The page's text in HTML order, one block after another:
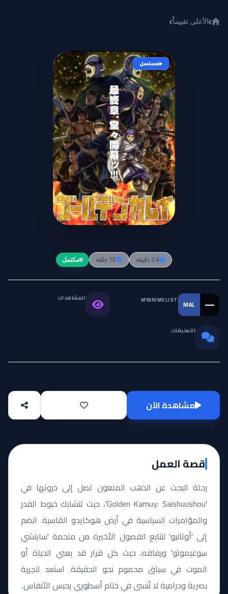
الأعلى تقييماً
مسلسل
Golden Kamuy: Saishuushou
24 دقيقة 13 حلقة مكتمل
MAL —
MYANIMELIST المشاهدات
التعليقات
مشاهدة الآن
قصة العمل
رحلة البحث عن الذهب الملعون تصل إلى ذروتها في
'Golden Kamuy: Saishuushou'، حيث تتشابك خيوط القدر
والمؤامرات السياسية في أرض هوكايدو القاسية. انضم
إلى 'أوتانيو' لتتابع الفصول الأخيرة من ملحمة 'سايتشي
سوغيموتو' ورفاقه، حيث كل قرار قد يعني الحياة أو
الموت في سباق محموم نحو الحقيقة. استعد لتجربة
بصرية ودرامية لا تُنسى في ختام أسطوري يحبس الأنفاس.